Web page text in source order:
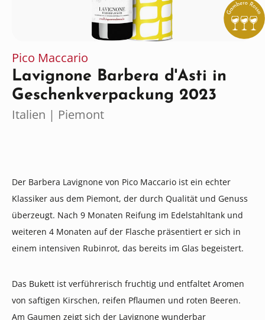
Pico Maccario
Lavignone Barbera d'Asti in
Geschenkverpackung 2023
Italien | Piemont
Der Barbera Lavignone von Pico Maccario ist ein echter
Klassiker aus dem Piemont, der durch Qualität und Genuss
überzeugt. Nach 9 Monaten Reifung im Edelstahltank und
weiteren 4 Monaten auf der Flasche präsentiert er sich in
einem intensiven Rubinrot, das bereits im Glas begeistert.
Das Bukett ist verführerisch fruchtig und entfaltet Aromen
von saftigen Kirschen, reifen Pflaumen und roten Beeren.
Am Gaumen zeigt sich der Lavignone wunderbar